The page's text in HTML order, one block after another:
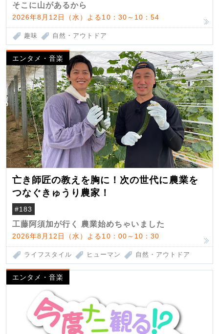
そこに山があるから
2026年8月12日（水）よる10：30～10：54
趣味 自然・アウトドア
エンタメ・音楽
亡き師匠の教えを胸に！次の世代に農業を
つなぐきゅうり農家！
#183
工藤阿須加が行く 農業始めちゃいました
2026年8月12日（水）よる10：00～10：30
ライフスタイル ヒューマン 自然・アウトドア
エンタメ・音楽